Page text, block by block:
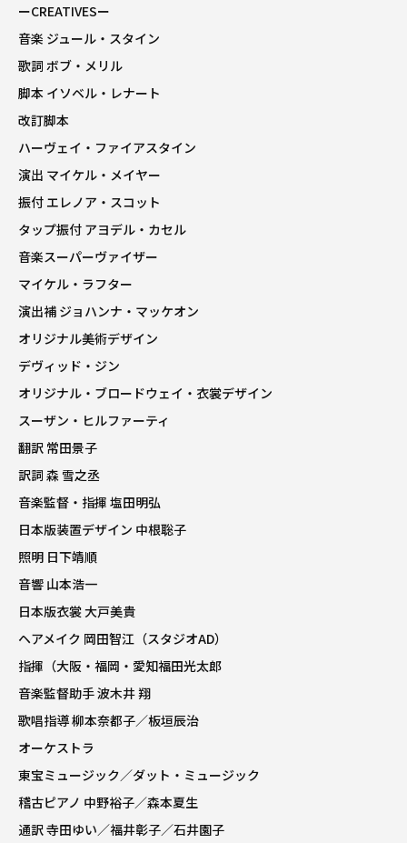
ーCREATIVESー
音楽 ジュール・スタイン
歌詞 ボブ・メリル
脚本 イソベル・レナート
改訂脚本
ハーヴェイ・ファイアスタイン
演出 マイケル・メイヤー
振付 エレノア・スコット
タップ振付 アヨデル・カセル
音楽スーパーヴァイザー
マイケル・ラフター
演出補 ジョハンナ・マッケオン
オリジナル美術デザイン
デヴィッド・ジン
オリジナル・ブロードウェイ・衣裳デザイン
スーザン・ヒルファーティ
翻訳 常田景子
訳詞 森 雪之丞
音楽監督・指揮 塩田明弘
日本版装置デザイン 中根聡子
照明 日下靖順
音響 山本浩一
日本版衣裳 大戸美貴
ヘアメイク 岡田智江（スタジオAD）
指揮（大阪・福岡・愛知福田光太郎
音楽監督助手 波木井 翔
歌唱指導 柳本奈都子／板垣辰治
オーケストラ
東宝ミュージック／ダット・ミュージック
稽古ピアノ 中野裕子／森本夏生
通訳 寺田ゆい／福井彰子／石井園子